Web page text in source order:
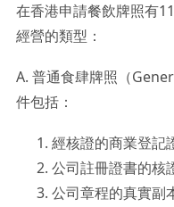
在香港申請餐飲牌照有
經營的類型：
A. 普通食肆牌照（
件包括：
經核證的商業登記
公司註冊證書的核
公司章程的真實副